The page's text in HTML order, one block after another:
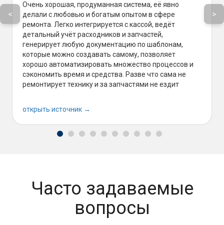
Очень хорошая, продуманная система, её явно
делали с любовью и богатым опытом в сфере
ремонта. Легко интегрируется с кассой, ведёт
детальный учёт расходников и запчастей,
генерирует любую документацию по шаблонам,
которые можно создавать самому, позволяет
хорошо автоматизировать множество процессов и
сэкономить время и средства. Разве что сама не
ремонтирует технику и за запчастями не ездит
открыть источник →
< >
Часто задаваемые
вопросы